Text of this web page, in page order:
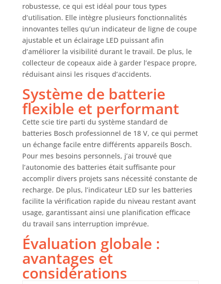
robustesse, ce qui est idéal pour tous types
d’utilisation. Elle intègre plusieurs fonctionnalités
innovantes telles qu’un indicateur de ligne de coupe
ajustable et un éclairage LED puissant afin
d’améliorer la visibilité durant le travail. De plus, le
collecteur de copeaux aide à garder l’espace propre,
réduisant ainsi les risques d’accidents.
Système de batterie
flexible et performant
Cette scie tire parti du système standard de
batteries Bosch professionnel de 18 V, ce qui permet
un échange facile entre différents appareils Bosch.
Pour mes besoins personnels, j’ai trouvé que
l’autonomie des batteries était suffisante pour
accomplir divers projets sans nécessité constante de
recharge. De plus, l’indicateur LED sur les batteries
facilite la vérification rapide du niveau restant avant
usage, garantissant ainsi une planification efficace
du travail sans interruption imprévue.
Évaluation globale :
avantages et
considérations